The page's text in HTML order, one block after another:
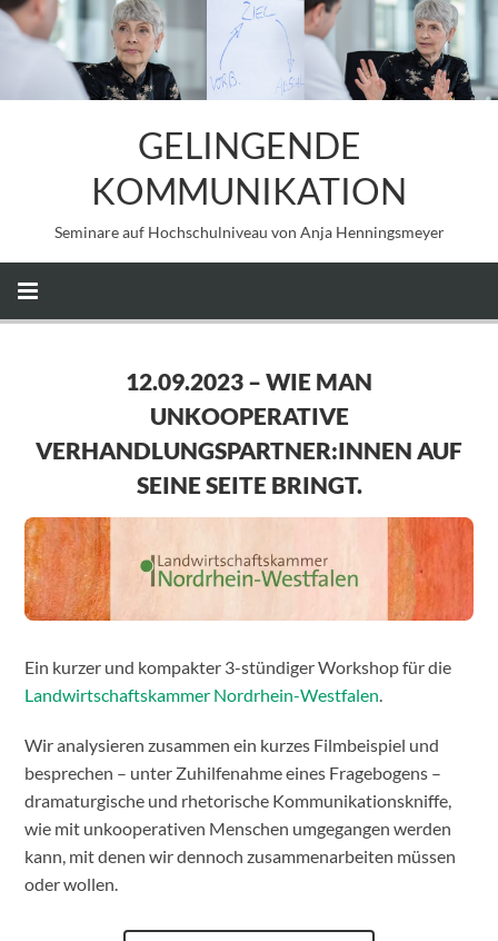
GELINGENDE
KOMMUNIKATION
Seminare auf Hochschulniveau von Anja Henningsmeyer
12.09.2023 – WIE MAN
UNKOOPERATIVE
VERHANDLUNGSPARTNER:INNEN AUF
SEINE SEITE BRINGT.
Ein kurzer und kompakter 3-stündiger Workshop für die
Landwirtschaftskammer Nordrhein-Westfalen.
Wir analysieren zusammen ein kurzes Filmbeispiel und
besprechen – unter Zuhilfenahme eines Fragebogens –
dramaturgische und rhetorische Kommunikationskniffe,
wie mit unkooperativen Menschen umgegangen werden
kann, mit denen wir dennoch zusammenarbeiten müssen
oder wollen.